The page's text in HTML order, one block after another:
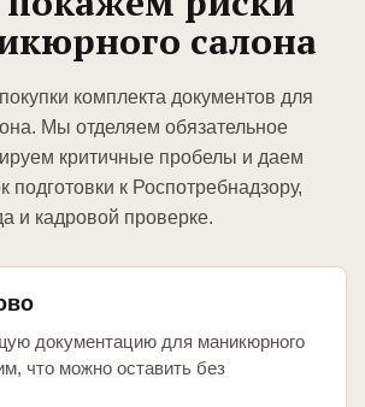
салона
комплекта документов для
Мы отделяем обязательное
критичные пробелы и даем
подготовки к Роспотребнадзору,
и кадровой проверке.
документацию для маникюрного
что можно оставить без